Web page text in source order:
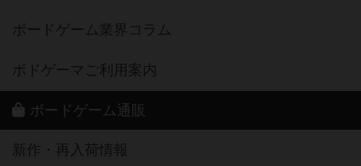
ボードゲーム業界コラム
ボドゲーマご利用案内
ボードゲーム通販
新作・再入荷情報